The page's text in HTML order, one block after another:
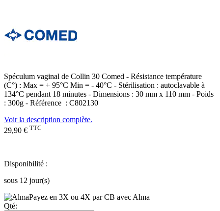
Spéculum vaginal de Collin 30 Comed - Résistance température
(C°) : Max = + 95°C Min = - 40°C - Stérilisation : autoclavable à
134°C pendant 18 minutes - Dimensions : 30 mm x 110 mm - Poids
: 300g - Référence : C802130
Voir la description complète.
29,90 € TTC
Disponibilité :
sous 12 jour(s)
Payez en 3X ou 4X par CB avec Alma
Qté: